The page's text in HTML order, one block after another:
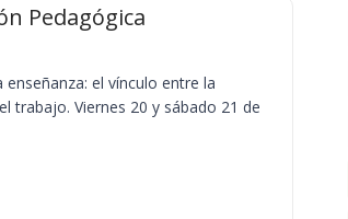
Pedagógica
el vínculo entre la
trabajo. Viernes 20 y sábado 21 de